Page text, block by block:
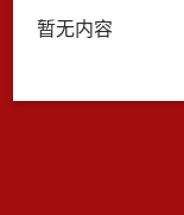
暂无内容